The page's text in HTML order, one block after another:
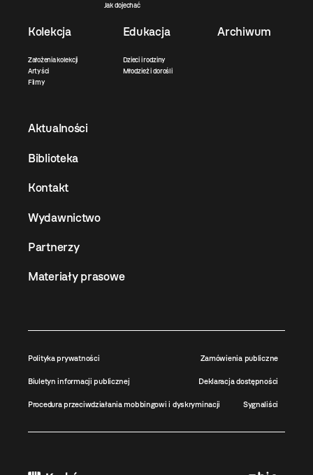
Jak dojechać
Kolekcja
Założenia kolekcji
Artyści
Filmy
Edukacja
Dzieci i rodziny
Młodzież i dorośli
Archiwum
Aktualności
Biblioteka
Kontakt
Wydawnictwo
Partnerzy
Materiały prasowe
Polityka prywatności Zamówienia publiczne
Biuletyn informacji publicznej Deklaracja dostępności
Procedura przeciwdziałania mobbingowi i dyskryminacji Sygnaliści